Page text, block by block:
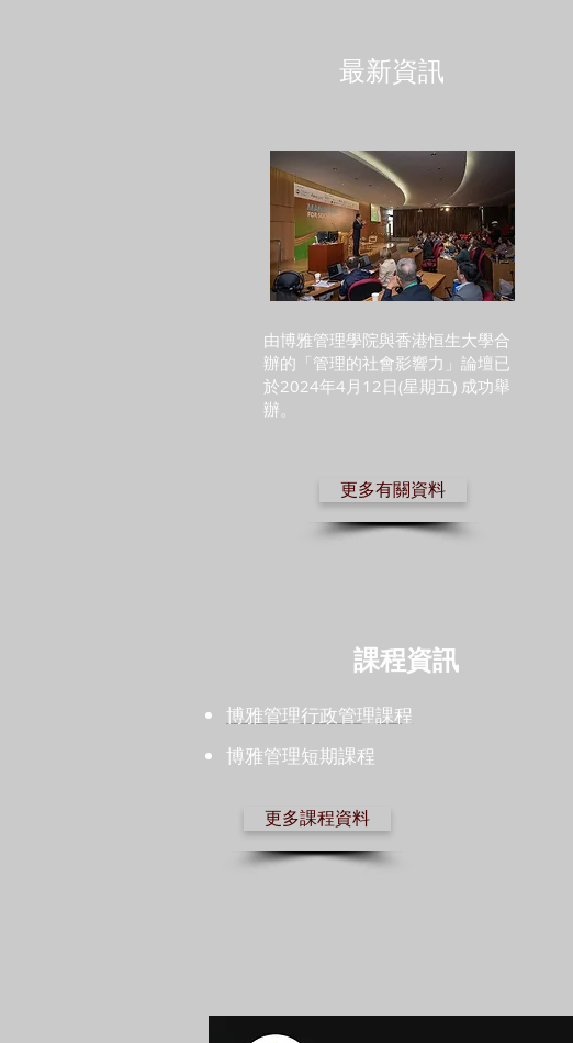
最新資訊
更多有關資料
由博雅管理學院與香港恒生大學合
辦的「管理的社會影響力」論壇已
於2024年4月12日(星期五) 成功舉
辦。
課程資訊
博雅管理行政管理課程
博雅管理短期課程
更多課程資料